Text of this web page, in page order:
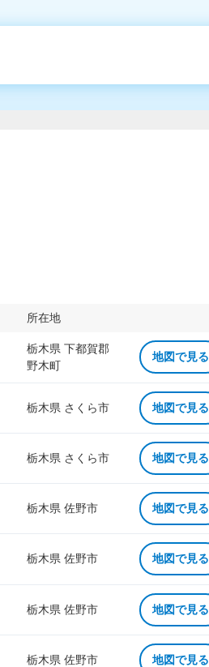
所在地
栃木県 下都賀郡
野木町
地図で見る
栃木県 さくら市 地図で見る
栃木県 さくら市 地図で見る
栃木県 佐野市 地図で見る
栃木県 佐野市 地図で見る
栃木県 佐野市 地図で見る
栃木県 佐野市 地図で見る